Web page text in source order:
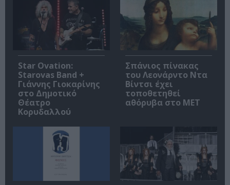
Star Ovation:
Starovas Band +
Γιάννης Γιοκαρίνης
στο Δημοτικό
Θέατρο
Κορυδαλλού
Σπάνιος πίνακας
του Λεονάρντο Ντα
Βίντσι έχει
τοποθετηθεί
αθόρυβα στο MET